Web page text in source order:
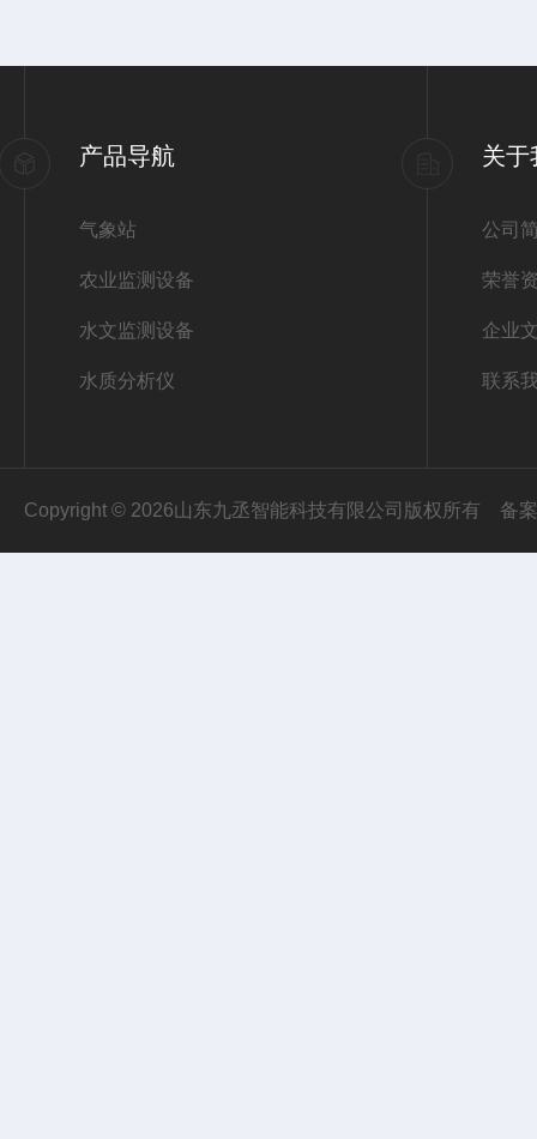
产品导航
气象站
农业监测设备
水文监测设备
水质分析仪
关于
公司
荣誉
企业
联系
Copyright © 2026山东九丞智能科技有限公司版权所有 备